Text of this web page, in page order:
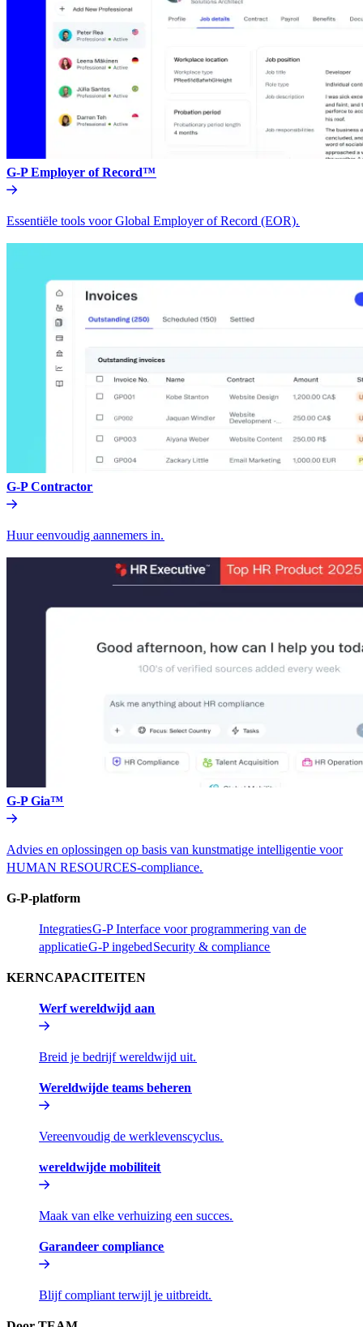
G-P Employer of Record™​​
Essentiële tools voor Global Employer of Record (EOR).​​
G-P Contractor​​
Huur eenvoudig aannemers in.​​
G-P Gia™​​
Advies en oplossingen op basis van kunstmatige intelligentie voor
HUMAN RESOURCES-compliance.​​
G-P-platform​​
Integraties​​G-P Interface voor programmering van de
applicatie​​G-P ingebed​​Security & compliance​​
KERNCAPACITEITEN​​
Werf wereldwijd aan​​
Breid je bedrijf wereldwijd uit.​​
Wereldwijde teams beheren​​
Vereenvoudig de werklevenscyclus.​​
wereldwijde mobiliteit​​
Maak van elke verhuizing een succes.​​
Garandeer compliance​​
Blijf compliant terwijl je uitbreidt.​​